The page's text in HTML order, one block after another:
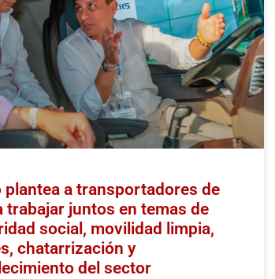
plantea a transportadores de
trabajar juntos en temas de
social, movilidad limpia,
chatarrización y
del sector